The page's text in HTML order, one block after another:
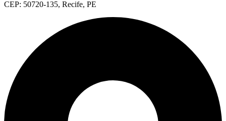
CEP: 50720-135, Recife, PE